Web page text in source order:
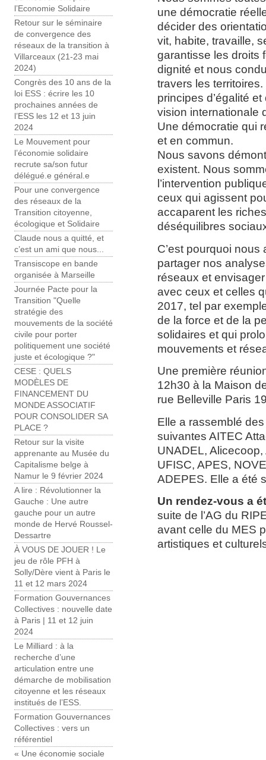
l’Economie Solidaire
Retour sur le séminaire
de convergence des
réseaux de la transition à
Villarceaux (21-23 mai
2024)
Congrès des 10 ans de la
loi ESS : écrire les 10
prochaines années de
l’ESS les 12 et 13 juin
2024
Le Mouvement pour
l’économie solidaire
recrute sa/son futur
délégué.e général.e
Pour une convergence
des réseaux de la
Transition citoyenne,
écologique et Solidaire
Claude nous a quitté, et
c’est un ami que nous...
Transiscope en bande
organisée à Marseille
Journée Pacte pour la
Transition "Quelle
stratégie des
mouvements de la société
civile pour porter
politiquement une société
juste et écologique ?"
CESE : QUELS
MODÈLES DE
FINANCEMENT DU
MONDE ASSOCIATIF
POUR CONSOLIDER SA
PLACE ?
Retour sur la visite
apprenante au Musée du
Capitalisme belge à
Namur le 9 février 2024
A lire : Révolutionner la
Gauche : Une autre
gauche pour un autre
monde de Hervé Roussel-
Dessartre
À VOUS DE JOUER ! Le
jeu de rôle PFH à
Solly/Dère vient à Paris le
11 et 12 mars 2024
Formation Gouvernances
Collectives : nouvelle date
à Paris | 11 et 12 juin
2024
Le Milliard : à la
recherche d’une
articulation entre une
démarche de mobilisation
citoyenne et les réseaux
institués de l’ESS.
Formation Gouvernances
Collectives : vers un
référentiel
« Une économie sociale
une démocratie
décider des
vit, habite, travaille,
garantisse les droits
dignité et nous
travers les
principes d’égalité
vision internationale
Une démocratie qui
et en commun.
Nous savons
existent. Nous
l’intervention
ceux qui agissent
accaparent les
déséquilibres
C’est pourquoi
partager nos
réseaux et
avec ceux et celles
2017, tel par
de la force et de la
solidaires et qui
mouvements et
Une première
12h30 à la Maison
rue Belleville Paris
Elle a rassemblé
suivantes AITEC
UNADEL,
UFISC, APES,
ADEPES. Elle a été
Un rendez-vous a
suite de l’AG du
avant celle du MES
artistiques et